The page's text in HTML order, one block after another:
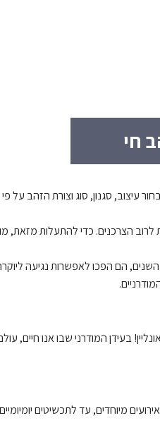
חי
סגנון, סוג וצורת הזהב על פי
הצרכנים. כדי להתעלות מזאת,
הם הפכו לאפשרות נגיעה
בעידן המודרני שבו אנו חיים,
מיוחדים, עד לתכשיטים יומיומיים